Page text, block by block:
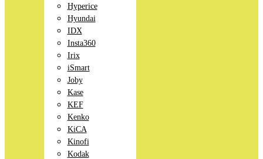
Hyperice
Hyundai
IDX
Insta360
Irix
iSmart
Joby
Kase
KEF
Kenko
KiCA
Kinofi
Kodak